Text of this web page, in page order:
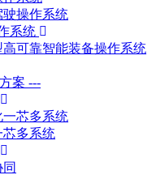
驶操作系统
系统
高可靠智能装备操作系统
案 ---
一芯多系统
芯多系统